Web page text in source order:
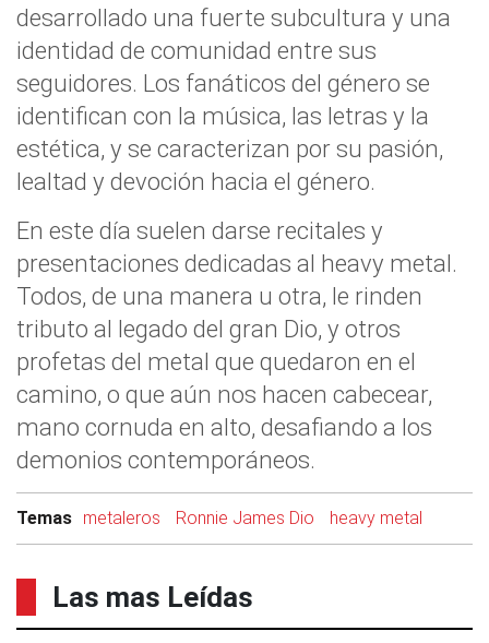
desarrollado una fuerte subcultura y una
identidad de comunidad entre sus
seguidores. Los fanáticos del género se
identifican con la música, las letras y la
estética, y se caracterizan por su pasión,
lealtad y devoción hacia el género.
En este día suelen darse recitales y
presentaciones dedicadas al heavy metal.
Todos, de una manera u otra, le rinden
tributo al legado del gran Dio, y otros
profetas del metal que quedaron en el
camino, o que aún nos hacen cabecear,
mano cornuda en alto, desafiando a los
demonios contemporáneos.
Temas metaleros Ronnie James Dio heavy metal
Las mas Leídas